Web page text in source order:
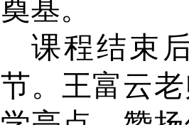
奠基。
课程结束
节。王富云